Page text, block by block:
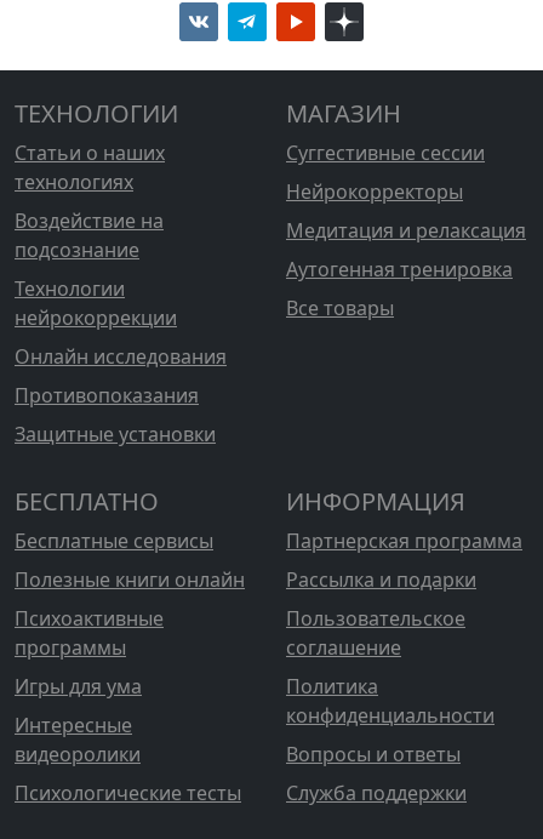
ТЕХНОЛОГИИ
Статьи о наших
технологиях
Воздействие на
подсознание
Технологии
нейрокоррекции
Онлайн исследования
Противопоказания
Защитные установки
МАГАЗИН
Суггестивные сессии
Нейрокорректоры
Медитация и релаксация
Аутогенная тренировка
Все товары
БЕСПЛАТНО
Бесплатные сервисы
Полезные книги онлайн
Психоактивные
программы
Игры для ума
Интересные
видеоролики
Психологические тесты
ИНФОРМАЦИЯ
Партнерская программа
Рассылка и подарки
Пользовательское
соглашение
Политика
конфиденциальности
Вопросы и ответы
Служба поддержки